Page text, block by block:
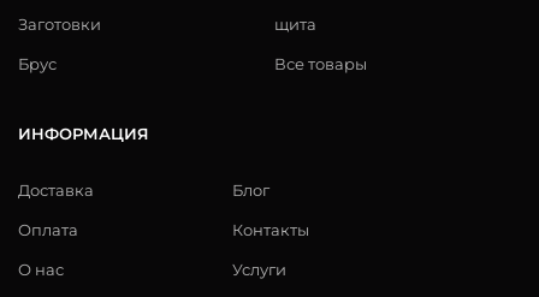
Заготовки
Брус
щита
Все товары
ИНФОРМАЦИЯ
Доставка
Оплата
О нас
Блог
Контакты
Услуги